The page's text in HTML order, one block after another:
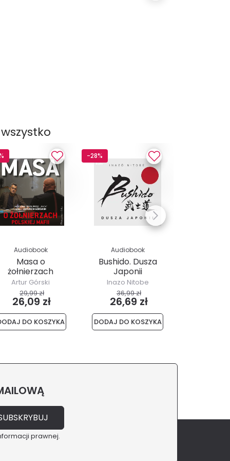
Audiobook
Masa o
żołnierzach
polskiej mafii.
Jarosław...
Artur Górski
29,99 zł
26,09 zł
DO KOSZYKA
-28%
Audiobook
Bushido. Dusza
Japonii
Inazo Nitobe
36,99 zł
26,69 zł
DODAJ DO KOSZYKA
prawnej.